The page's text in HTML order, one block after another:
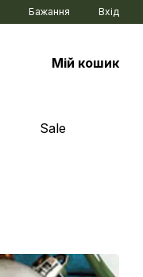
Бажання Вхід
Мій кошик
Sale